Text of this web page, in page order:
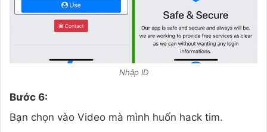
Nhập ID
Bước 6:
Bạn chọn vào Video mà mình huốn hack tim.